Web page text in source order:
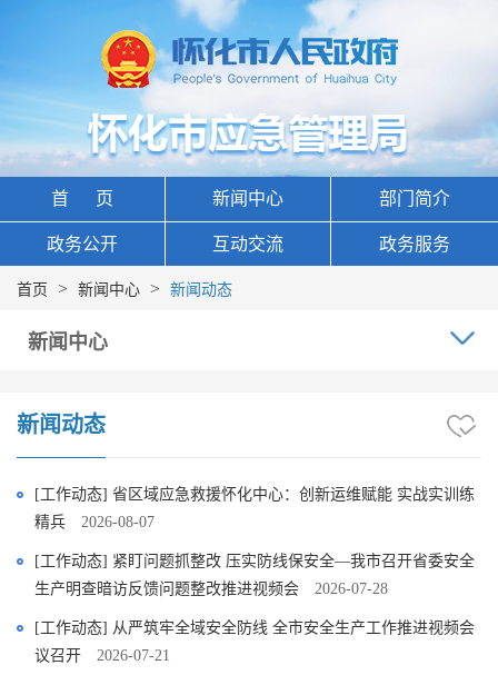
首 页 新闻中心 部门简介
政务公开 互动交流 政务服务
首页 > 新闻中心 > 新闻动态
新闻中心
新闻动态
[工作动态] 省区域应急救援怀化中心：创新运维赋能 实战实训练
精兵
2026-08-07
[工作动态] 紧盯问题抓整改 压实防线保安全—我市召开省委安全
生产明查暗访反馈问题整改推进视频会
2026-07-28
[工作动态] 从严筑牢全域安全防线 全市安全生产工作推进视频会
议召开
2026-07-21